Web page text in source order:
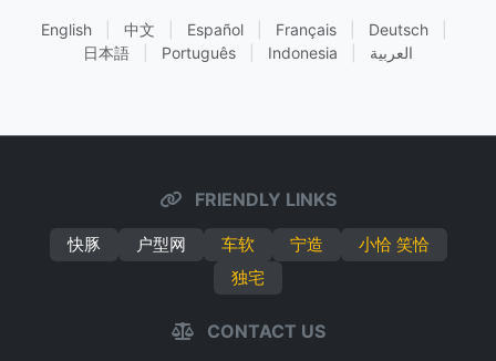
English 中文 Español Français Deutsch
日本語
Português Indonesia العربية
FRIENDLY LINKS
快豚 户型网 车软 宁造
小恰 笑恰
独宅
CONTACT US